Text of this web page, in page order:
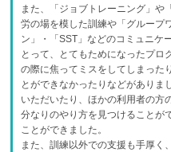
また、「ジョブトレーニング」や
労の場を模した訓練や「グループ
ン」・「SST」などのコミュニケ
とって、とてもためになったプロ
の際に焦ってミスをしてしまった
とができなかったりなどがありま
いただいたり、ほかの利用者の方
分なりのやり方を見つけることが
ことができました。
また、訓練以外での支援も手厚く